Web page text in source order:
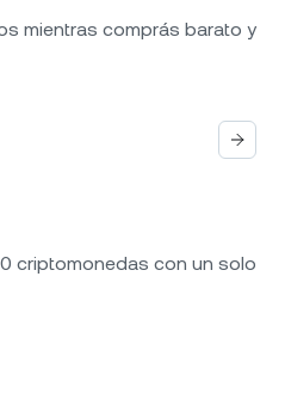
mientras comprás barato y
criptomonedas con un solo